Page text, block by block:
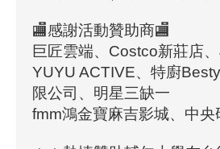
🏬感謝活動贊助商🏬
巨匠雲端、Costco新莊店
YUYU ACTIVE、特廚
限公司、明星三缺一
fmm鴻金寶麻吉影城、中